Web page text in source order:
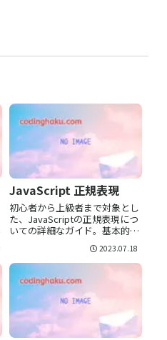
JavaScript 正規表現
初心者から上級者まで対象とし
た、JavaScriptの正規表現につ
いての詳細なガイド。基本的な
構文から高度なテクニックま
で、すべてを網羅しています。
2023.07.18